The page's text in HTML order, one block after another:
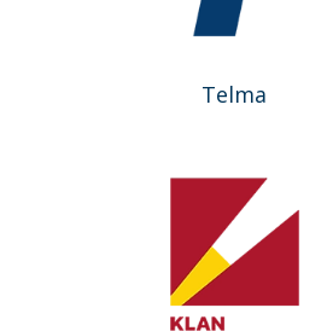
Telma